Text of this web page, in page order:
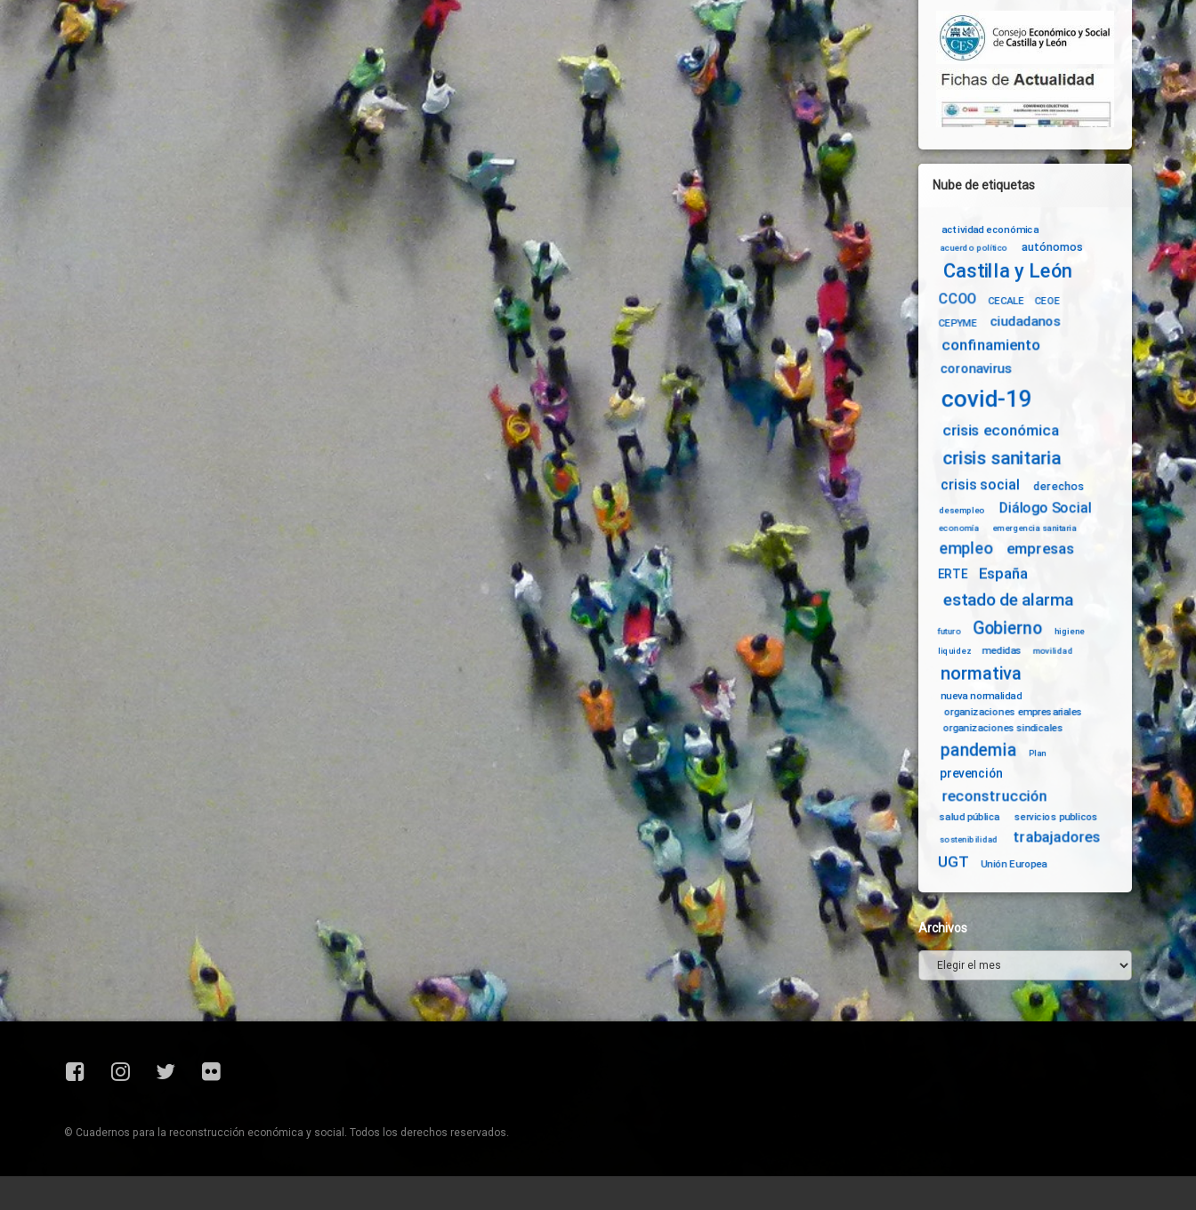
OPAS
Organizaciones Profesionales Agrarias
PAC
Reconocimiento
Sector Estratégico
Transformación
Nube de etiquetas
actividad económica
acuerdo político autónomos
Castilla y León
CCOO CECALE
CEOE
CEPYME
ciudadanos
confinamiento
coronavirus
covid-19
crisis económica
crisis sanitaria
crisis social derechos
desempleo Diálogo Social
economía emergencia sanitaria
empleo empresas
ERTE España
estado de alarma
futuro Gobierno higiene
liquidez medidas movilidad
normativa
nueva normalidad
organizaciones empresariales
organizaciones sindicales
pandemia Plan
prevención
reconstrucción
salud pública servicios publicos
sostenibilidad
trabajadores
UGT
Unión Europea
Archivos
Archivos
FacebookInstagram
TwitterFlickr
© Cuadernos para la reconstrucción económica y social. Todos los derechos reservados.